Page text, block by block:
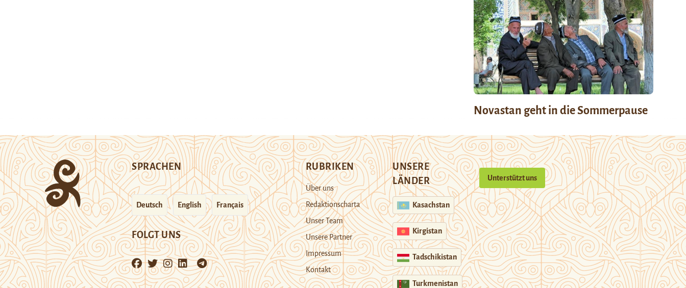
Novastan geht in die Sommerpause
SPRACHEN
Deutsch English Français
FOLGT UNS
RUBRIKEN
Über uns
Redaktionscharta
Unser Team
Unsere Partner
Impressum
Kontakt
UNSERE
LÄNDER
Kasachstan
Kirgistan
Tadschikistan
Turkmenistan
Unterstützt uns